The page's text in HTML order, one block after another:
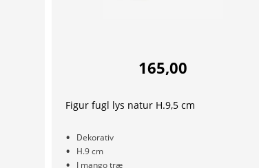
165,00
Figur fugl lys natur H.9,5 cm
Dekorativ
H.9 cm
I mango træ